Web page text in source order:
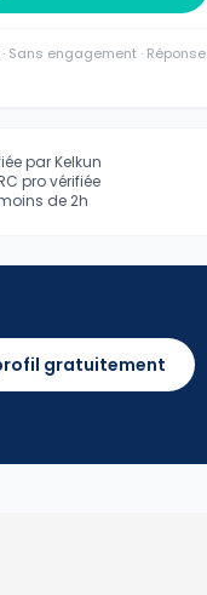
Sans engagement · Réponse
par Kelkun
pro vérifiée
de 2h
gratuitement